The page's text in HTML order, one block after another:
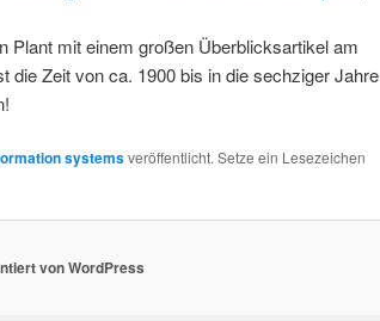
Plant mit einem großen Überblicksartikel am
die Zeit von ca. 1900 bis in die sechziger Jahre
systemsveröffentlicht. Setze ein Lesezeichen
von WordPress